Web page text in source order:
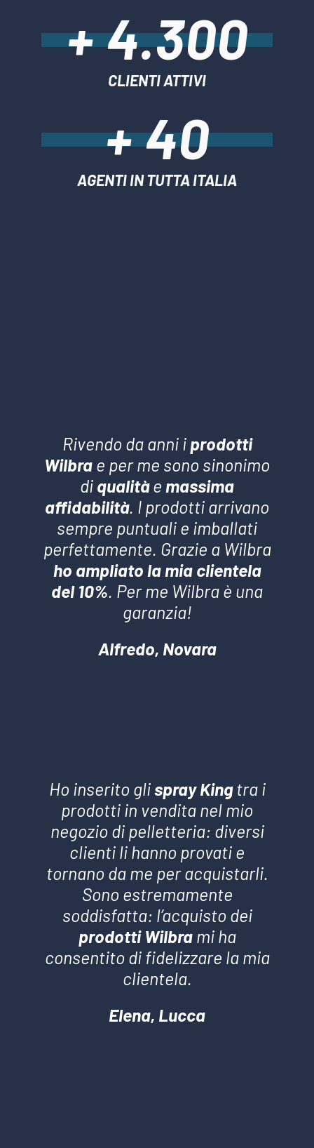
+ 4.300
CLIENTI ATTIVI
+ 40
AGENTI IN TUTTA ITALIA
Rivendo da anni i prodotti
Wilbra e per me sono sinonimo
di qualitàe massima
affidabilità. I prodotti arrivano
sempre puntuali e imballati
perfettamente. Grazie a Wilbra
ho ampliato la mia clientela
del 10%. Per me Wilbra è una
garanzia!
Alfredo, Novara
Ho inserito glispray Kingtra i
prodotti in vendita nel mio
negozio di pelletteria: diversi
clienti li hanno provati e
tornano da me per acquistarli.
Sono estremamente
soddisfatta: l’acquisto dei
prodotti Wilbrami ha
consentito di fidelizzare la mia
clientela.
Elena, Lucca